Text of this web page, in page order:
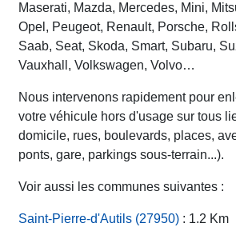
Maserati, Mazda, Mercedes, Mini,
Opel, Peugeot, Renault, Porsche,
Saab, Seat, Skoda, Smart, Subaru,
Vauxhall, Volkswagen, Volvo…
Nous intervenons rapidement pour
votre véhicule hors d'usage sur tous
domicile, rues, boulevards, places,
ponts, gare, parkings sous-terrain...).
Voir aussi les communes suivantes :
Saint-Pierre-d'Autils (27950) : 1.2 Km